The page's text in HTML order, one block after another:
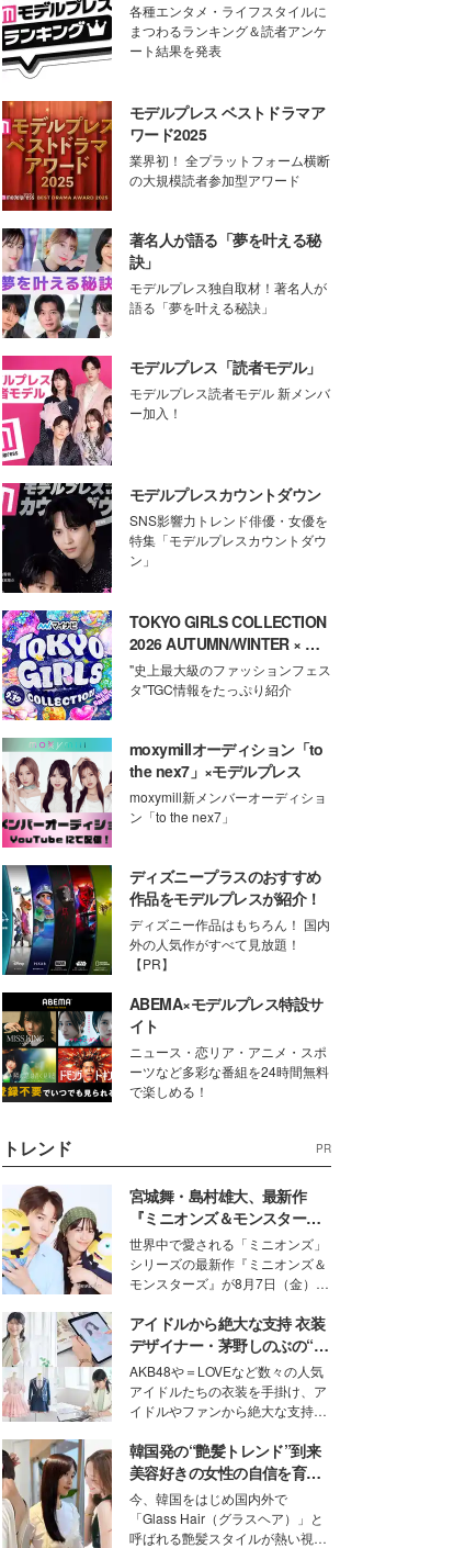
各種エンタメ・ライフスタイルに
まつわるランキング＆読者アンケ
ート結果を発表
モデルプレス ベストドラマア
ワード2025
業界初！ 全プラットフォーム横断
の大規模読者参加型アワード
著名人が語る「夢を叶える秘
訣」
モデルプレス独自取材！著名人が
語る「夢を叶える秘訣」
モデルプレス「読者モデル」
モデルプレス読者モデル 新メンバ
ー加入！
モデルプレスカウントダウン
SNS影響力トレンド俳優・女優を
特集「モデルプレスカウントダウ
ン」
TOKYO GIRLS COLLECTION
2026 AUTUMN/WINTER × モ
デルプレス
"史上最大級のファッションフェス
タ"TGC情報をたっぷり紹介
moxymillオーディション「to
the nex7」×モデルプレス
moxymill新メンバーオーディショ
ン「to the nex7」
ディズニープラスのおすすめ
作品をモデルプレスが紹介！
ディズニー作品はもちろん！ 国内
外の人気作がすべて見放題！
【PR】
ABEMA×モデルプレス特設サ
イト
ニュース・恋リア・アニメ・スポ
ーツなど多彩な番組を24時間無料
で楽しめる！
トレンド PR
宮城舞・島村雄大、最新作
『ミニオンズ＆モンスター
ズ』の魅力熱弁 ハチャメチャ
だけじゃない“友情と絆”に感
動
世界中で愛される「ミニオンズ」
シリーズの最新作『ミニオンズ＆
モンスターズ』が8月7日（金）に
ニオン好き”という共通点を持つモ
デルの宮城舞と島村雄大の特別対
談をお届け！それぞれの視点か
ら、今作ならではの魅力や予想外
の感動をもたらす奥深いストーリ
ーについて熱く語り合ってもらっ
た。
アイドルから絶大な支持 衣装
デザイナー・茅野しのぶの“可
愛い”を作る美学＜「シチズン
クロスシー」インタビュー＞
AKB48や＝LOVEなど数々の人気
アイドルたちの衣装を手掛け、ア
イドルやファンから絶大な支持を
取締役兼クリエイティブディレク
ター・茅野しのぶ。一人ひとりの
個性に寄り添い、魅力を引き出す
衣装作りは、多くの女性たちに勇
気と自信を与え続けている。
韓国発の“艶髪トレンド”到来
美容好きの女性の自信を育む
「ヘアケア事情」って？
今、韓国をはじめ国内外で
「Glass Hair（グラスヘア）」と
呼ばれる艶髪スタイルが熱い視線